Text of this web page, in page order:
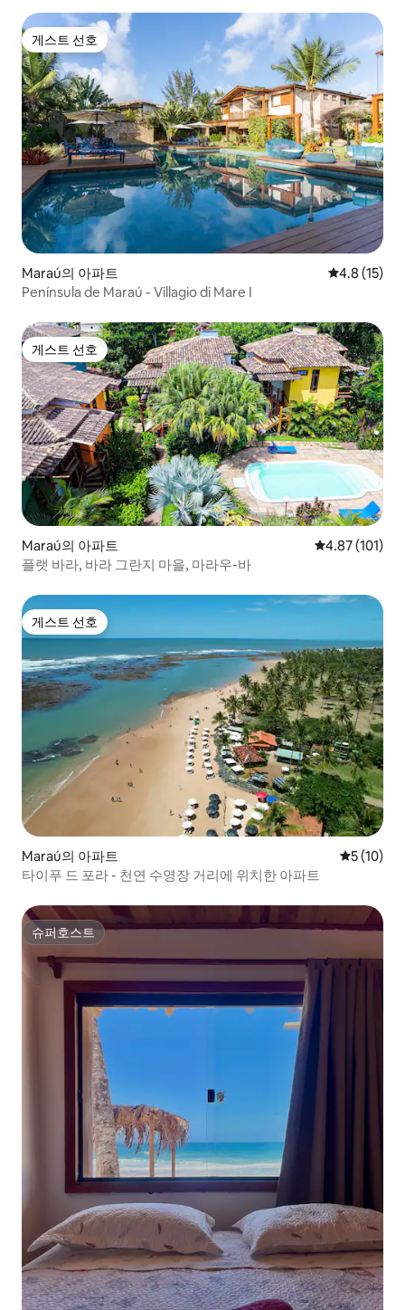
게스트 선호
게스트 선호
Maraú의 아파트 평점 4.8점
4.8 (15)
Península de Maraú - Villagio di Mare I
게스트 선호
게스트 선호
Maraú의 아파트 평점 4.87점(5
4.87 (101)
플랫 바라, 바라 그란지 마을, 마라우-바
게스트 선호
게스트 선호
Maraú의 아파트 평점 5점
5 (10)
타이푸 드 포라 - 천연 수영장 거리에 위치한 아파트
슈퍼호스트
슈퍼호스트